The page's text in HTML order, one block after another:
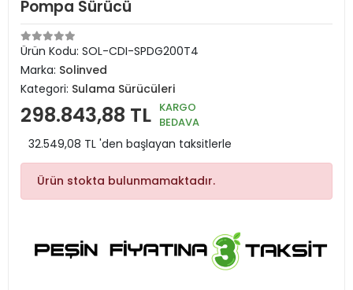
Pompa Sürücü
Ürün Kodu: SOL-CDI-SPDG200T4
Marka: Solinved
Kategori: Sulama Sürücüleri
298.843,88 TL KARGO
BEDAVA
32.549,08 TL 'den başlayan taksitlerle
Ürün stokta bulunmamaktadır.